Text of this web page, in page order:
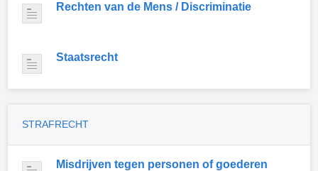
Rechten van de Mens / Discriminatie
Staatsrecht
STRAFRECHT
Misdrijven tegen personen of goederen